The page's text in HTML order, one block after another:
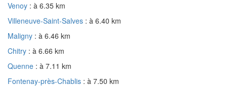
Venoy : à 6.35 km
Villeneuve-Saint-Salves : à 6.40 km
Maligny : à 6.46 km
Chitry : à 6.66 km
Quenne : à 7.11 km
Fontenay-près-Chablis : à 7.50 km